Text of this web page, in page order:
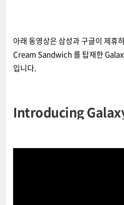
아래 동영상은 삼성과 구글이 제
Cream Sandwich 를 탑재한
입니다.
Introducing